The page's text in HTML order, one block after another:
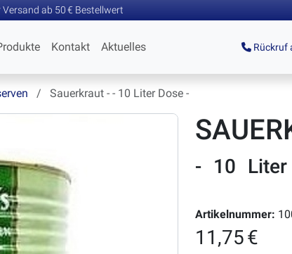
ab 50 € Bestellwert
Kontakt Aktuelles Rückruf
Sauerkraut - - 10 Liter Dose -
- 10
Artikelnummer:
11,75 €